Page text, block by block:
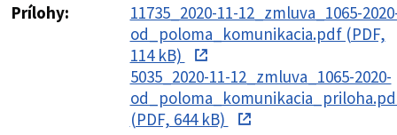
Prílohy:
11735_2020-11-12_zmluva_1065-
od_poloma_komunikacia.pdf (PDF,
114 kB)
5035_2020-11-12_zmluva_1065-2020-
(PDF, 644 kB)